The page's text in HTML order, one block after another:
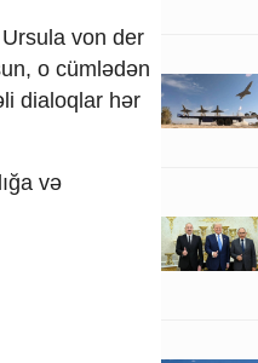
von der
o cümlədən
dialoqlar hər
və